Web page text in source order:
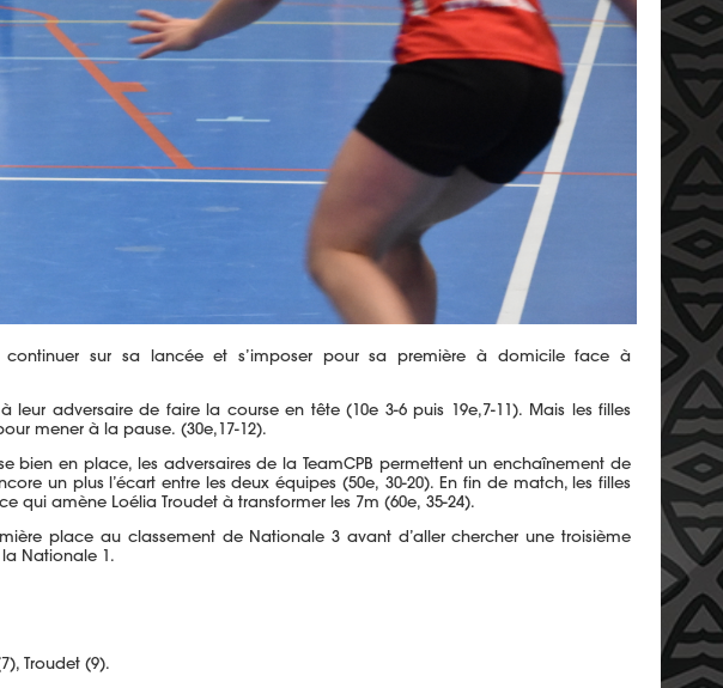
continuer sur sa lancée et s’imposer pour sa première à domicile face à
leur adversaire de faire la course en tête (10e 3-6 puis 19e,7-11). Mais les filles
mener à la pause. (30e,17-12).
bien en place, les adversaires de la TeamCPB permettent un enchaînement de
un plus l’écart entre les deux équipes (50e, 30-20). En fin de match, les filles
qui amène Loélia Troudet à transformer les 7m (60e, 35-24).
place au classement de Nationale 3 avant d’aller chercher une troisième
Nationale 1.
Troudet (9).